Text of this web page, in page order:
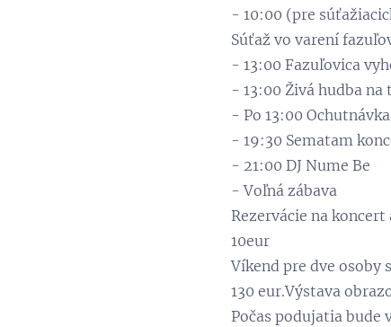
- 10:00 (pre
Súťaž vo varení
- 13:00 Fazuľovica
- 13:00 Živá hudba na
- Po 13:00
- 19:30 Sematam
- 21:00 DJ Nume Be
- Voľná zábava
Rezervácie na koncert
10eur
Víkend pre dve osoby
130 eur.Výstava
Počas podujatia bude